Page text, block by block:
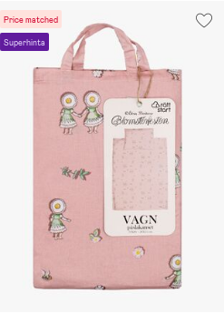
Price matched
Superhinta